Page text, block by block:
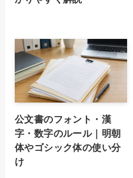
公文書のフォント・漢
字・数字のルール｜明朝
体やゴシック体の使い分
け